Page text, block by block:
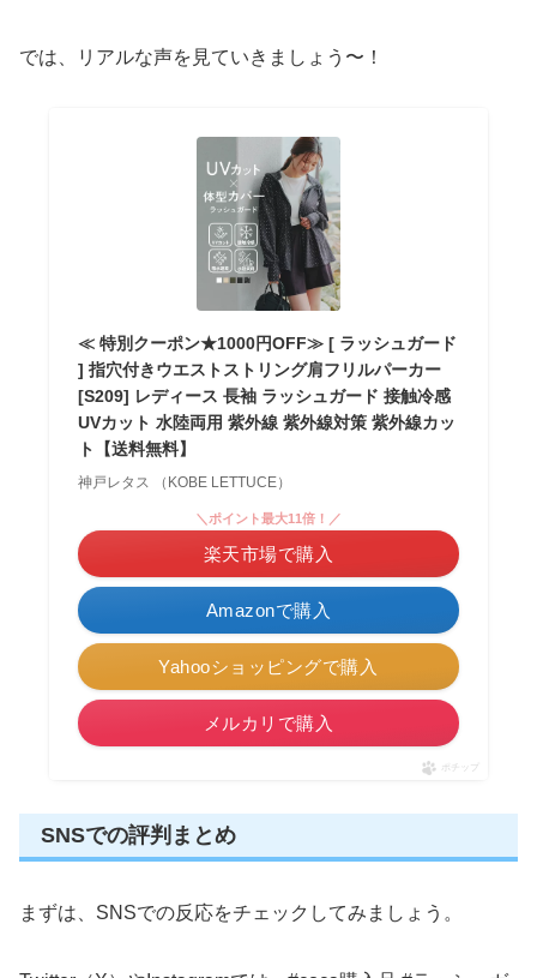
では、リアルな声を見ていきましょう〜！
≪ 特別クーポン★1000円OFF≫ [ ラッシュガード
] 指穴付きウエストストリング肩フリルパーカー
[S209] レディース 長袖 ラッシュガード 接触冷感
UVカット 水陸両用 紫外線 紫外線対策 紫外線カッ
ト【送料無料】
神戸レタス （KOBE LETTUCE）
Amazonで購入
＼ポイント最大11倍！／
楽天市場で購入
Yahooショッピングで購入
メルカリで購入
ポチップ
SNSでの評判まとめ
まずは、SNSでの反応をチェックしてみましょう。